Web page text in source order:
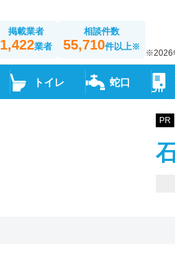
掲載業者
1,422業者
相談件数
55,710件以上※
※2026
トイレ 蛇口
PR